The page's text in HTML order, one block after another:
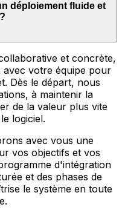
déploiement fluide et
et concrète,
avec votre équipe pour
Dès le départ, nous
à maintenir la
de la valeur plus vite
logiciel.
avec vous une
vos objectifs et vos
d'intégration
et des phases de
le système en toute